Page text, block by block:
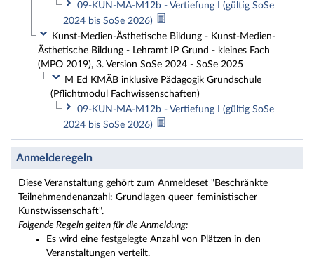
09-KUN-MA-M12b - Vertiefung I (gültig SoSe
2024 bis SoSe 2026)
Kunst-Medien-Ästhetische Bildung - Kunst-Medien-
Ästhetische Bildung - Lehramt IP Grund - kleines Fach
(MPO 2019), 3. Version SoSe 2024 - SoSe 2025
M Ed KMÄB inklusive Pädagogik Grundschule
(Pflichtmodul Fachwissenschaften)
09-KUN-MA-M12b - Vertiefung I (gültig SoSe
2024 bis SoSe 2026)
Anmelderegeln
Diese Veranstaltung gehört zum Anmeldeset "Beschränkte
Teilnehmendenanzahl: Grundlagen queer_feministischer
Kunstwissenschaft".
Folgende Regeln gelten für die Anmeldung:
Es wird eine festgelegte Anzahl von Plätzen in den
Veranstaltungen verteilt.